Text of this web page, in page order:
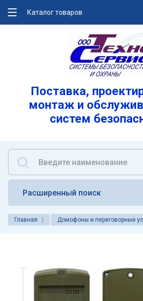
Реквизиты
Каталог товаров
Поставка,
монтаж и
систем
Расширенный поиск
Главная Домофоны и переговорные